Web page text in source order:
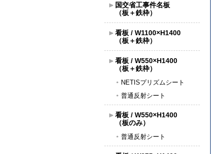
国交省工事件名板
（板＋鉄枠）
看板 / W1100×H1400
（板＋鉄枠）
看板 / W550×H1400
（板＋鉄枠）
NETISプリズムシート
普通反射シート
看板 / W550×H1400
（板のみ）
普通反射シート